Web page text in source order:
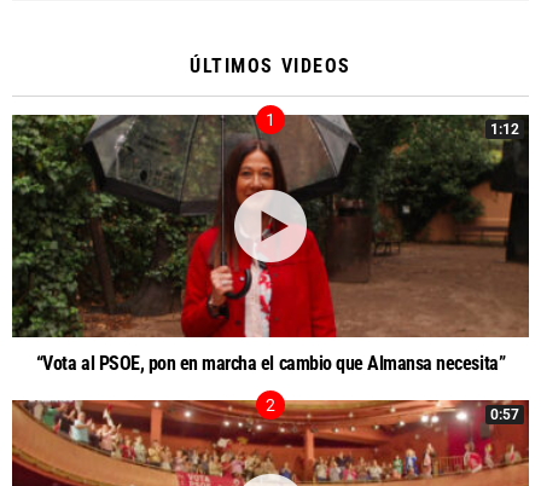
ÚLTIMOS VIDEOS
1:12
“Vota al PSOE, pon en marcha el cambio que Almansa necesita”
0:57